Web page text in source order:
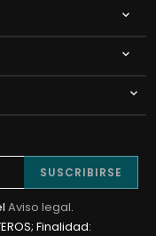



SUSCRIBIRSE
Aviso legal.
Finalidad: